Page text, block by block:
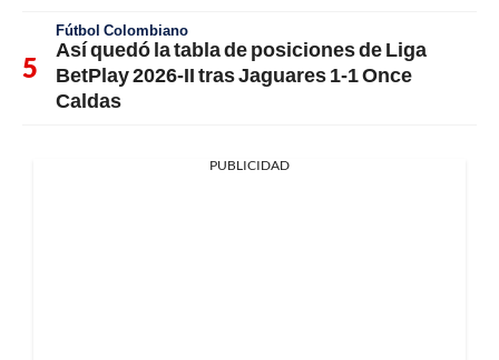
Fútbol Colombiano
Así quedó la tabla de posiciones de Liga
BetPlay 2026-II tras Jaguares 1-1 Once
Caldas
PUBLICIDAD